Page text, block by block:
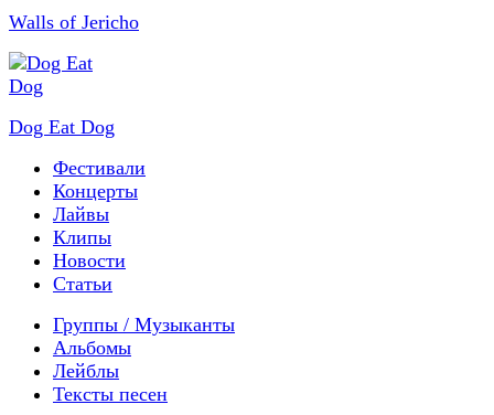
Walls of Jericho
Dog Eat Dog
Фестивали
Концерты
Лайвы
Клипы
Новости
Статьи
Группы / Музыканты
Альбомы
Лейблы
Тексты песен